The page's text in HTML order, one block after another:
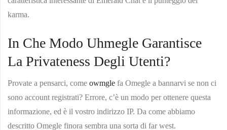
karma.
In Che Modo Uhmegle Garantisce
La Privateness Degli Utenti?
Provate a pensarci, come owmgle fa Omegle a bannarvi se non ci
sono account registrati? Errore, c’è un modo per ottenere questa
informazione, ed è il vostro indirizzo IP. Da come abbiamo
descritto Omegle finora sembra una sorta di far west.